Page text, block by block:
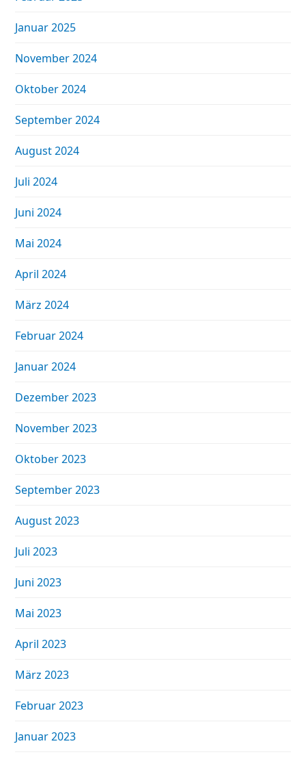
Januar 2025
November 2024
Oktober 2024
September 2024
August 2024
Juli 2024
Juni 2024
Mai 2024
April 2024
März 2024
Februar 2024
Januar 2024
Dezember 2023
November 2023
Oktober 2023
September 2023
August 2023
Juli 2023
Juni 2023
Mai 2023
April 2023
März 2023
Februar 2023
Januar 2023